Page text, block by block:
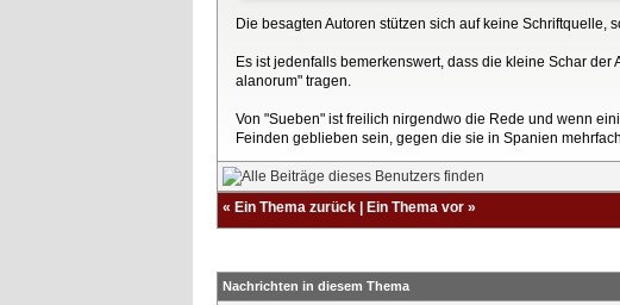
Die besagten Autoren stützen sich auf keine
Es ist jedenfalls bemerkenswert, dass die kleine Schar
alanorum" tragen.
Von "Sueben" ist freilich nirgendwo die Rede und wenn
Feinden geblieben sein, gegen die sie in Spanien
« Ein Thema zurück | Ein Thema vor »
Nachrichten in diesem Thema